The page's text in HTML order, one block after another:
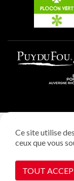
Gestion des cookies
Ce site utilise
ceux que vous
TOUT